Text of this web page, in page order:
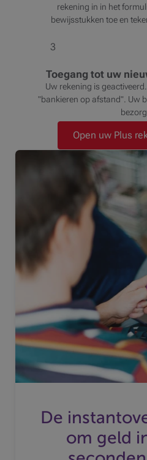
rekening in in het
bewijsstukken toe en
3
Toegang tot uw
Uw rekening is
"bankieren op afstand". Uw
Open uw Plus
De
om geld